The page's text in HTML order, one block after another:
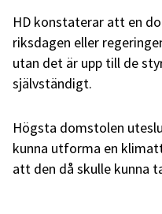
HD konstaterar att en
riksdagen eller
utan det är upp till de
självständigt.
Högsta domstolen
kunna utforma en
att den då skulle kunna